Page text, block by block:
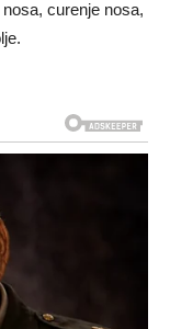
curenje nosa,